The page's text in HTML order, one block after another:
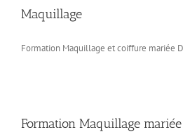
Maquillage
Formation Maquillage et coiffure mariée
Formation Maquillage mariée